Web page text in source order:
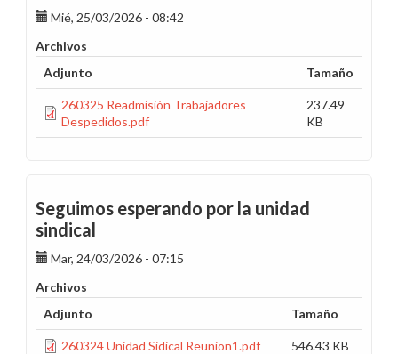
Mié, 25/03/2026 - 08:42
Archivos
Adjunto
Tamaño
260325 Readmisión Trabajadores
Despedidos.pdf
237.49
KB
Seguimos esperando por la unidad
sindical
Mar, 24/03/2026 - 07:15
Archivos
Adjunto
Tamaño
260324 Unidad Sidical Reunion1.pdf 546.43 KB